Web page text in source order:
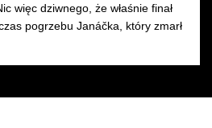
więc dziwnego, że właśnie finał
pogrzebu Janáčka, który zmarł